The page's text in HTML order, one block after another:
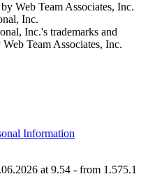
Web Team Associates, Inc.
Inc.
Inc.'s trademarks and
Team Associates, Inc.
Information
at 9.54 - from 1.575.1